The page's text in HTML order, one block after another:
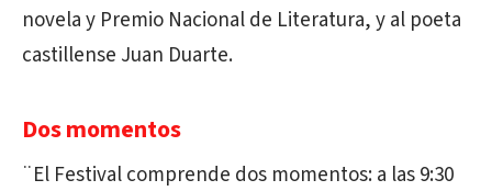
novela y Premio Nacional de Literatura, y al poeta
castillense Juan Duarte.
Dos momentos
¨El Festival comprende dos momentos: a las 9:30